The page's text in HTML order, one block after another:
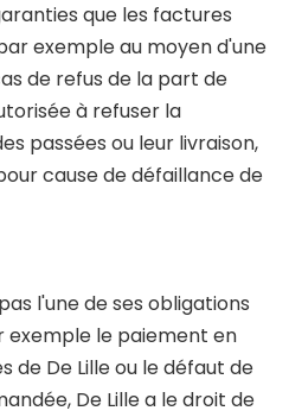
que les factures
exemple au moyen d'une
de refus de la part de
à refuser la
passées ou leur livraison,
cause de défaillance de
l'une de ses obligations
exemple le paiement en
de De Lille ou le défaut de
De Lille a le droit de